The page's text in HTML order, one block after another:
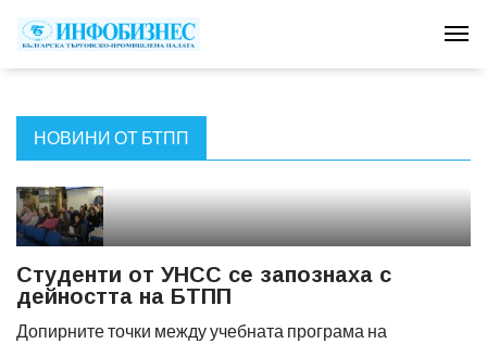
НОВИНИ ОТ БТПП
Студенти от УНСС се запознаха с
дейността на БТПП
Допирните точки между учебната програма на